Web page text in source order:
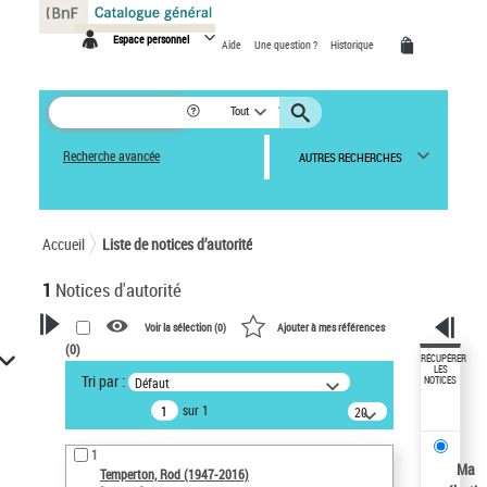
Espace personnel Aide Une question ? Historique
Tout
Recherche avancée AUTRES RECHERCHES
Accueil Liste de notices d’autorité
1 Notices d'autorité
VOTRE RECHERCHE
Recherche avancée dans les
notices d’autorité
Œuvres liées à l'auteur :
Temperton, Rod (1947-2016)
Voir la sélection (0) Ajouter à mes références
(0)
Tri par : Défaut
sur 1
20
résultats/page
1
Temperton, Rod (1947-2016)
RÉCUPÉRER
LES
NOTICES
Ma
Panneau de gestion des cookies